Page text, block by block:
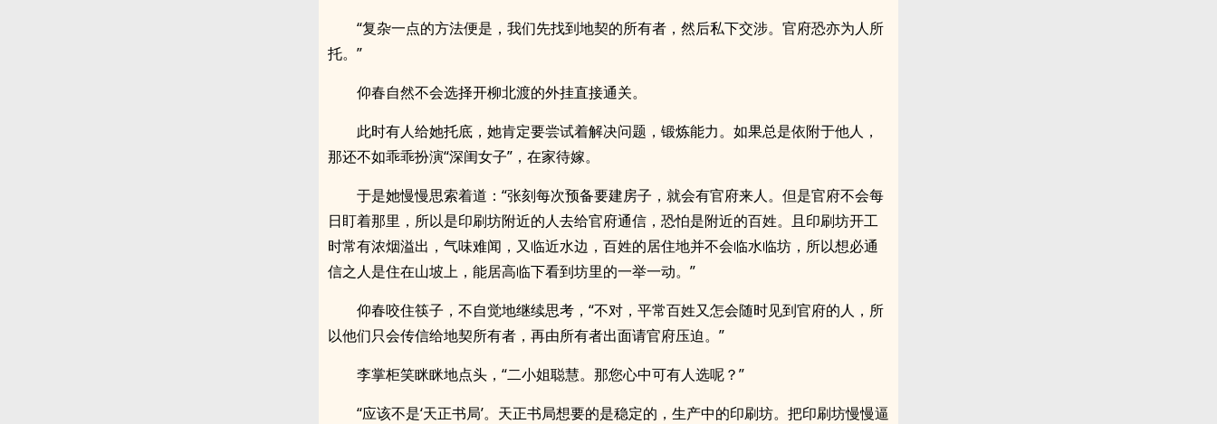
“复杂一点的方法便是，我们先找到地契的所有者，然后私下交涉。官府恐亦为人所
托。”
仰春自然不会选择开柳北渡的外挂直接通关。
此时有人给她托底，她肯定要尝试着解决问题，锻炼能力。如果总是依附于他人，
那还不如乖乖扮演“深闺女子”，在家待嫁。
于是她慢慢思索着道：“张刻每次预备要建房子，就会有官府来人。但是官府不会每
日盯着那里，所以是印刷坊附近的人去给官府通信，恐怕是附近的百姓。且印刷坊开工
时常有浓烟溢出，气味难闻，又临近水边，百姓的居住地并不会临水临坊，所以想必通
信之人是住在山坡上，能居高临下看到坊里的一举一动。”
仰春咬住筷子，不自觉地继续思考，“不对，平常百姓又怎会随时见到官府的人，所
以他们只会传信给地契所有者，再由所有者出面请官府压迫。”
李掌柜笑眯眯地点头，“二小姐聪慧。那您心中可有人选呢？”
“应该不是‘天正书局’。天正书局想要的是稳定的，生产中的印刷坊。把印刷坊慢慢逼